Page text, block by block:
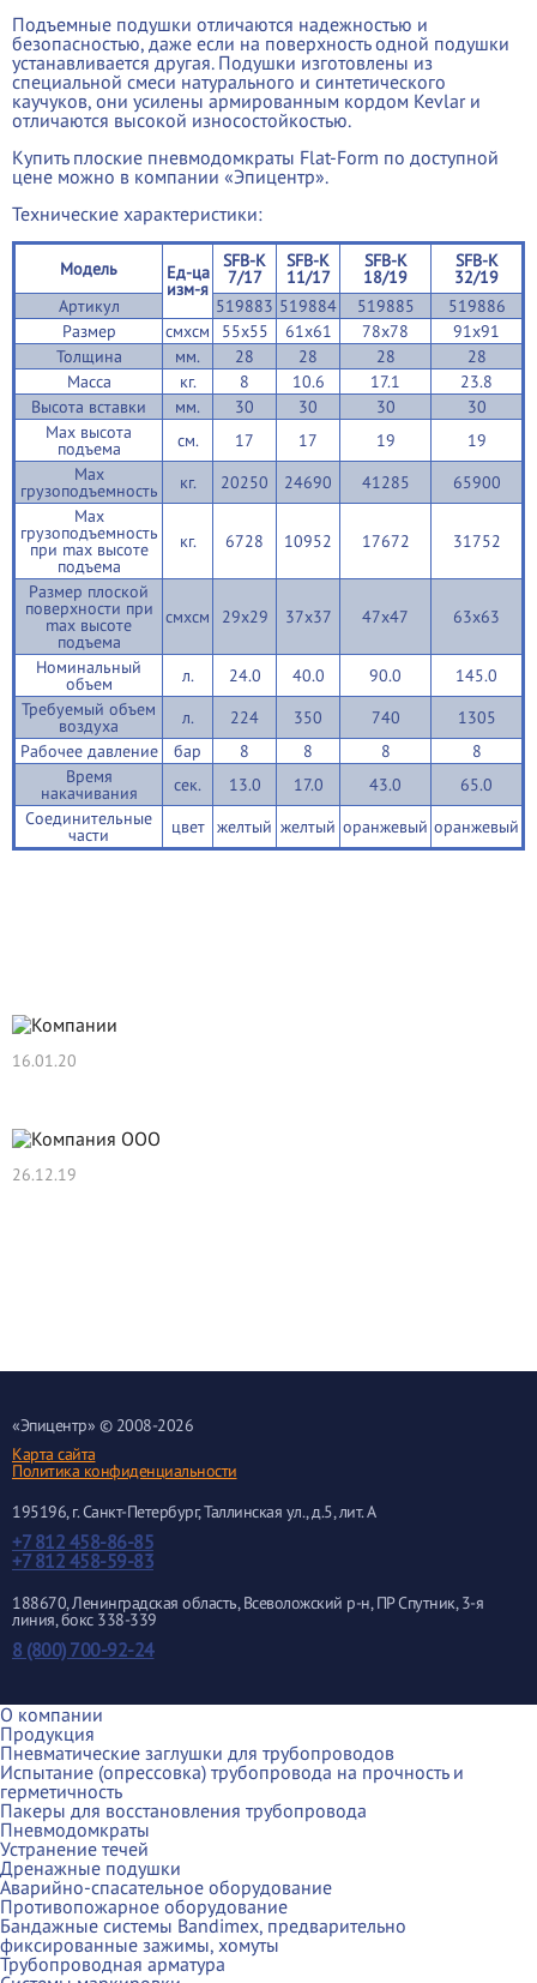
Подъемные подушки отличаются надежностью и
безопасностью, даже если на поверхность одной подушки
устанавливается другая. Подушки изготовлены из
специальной смеси натурального и синтетического
каучуков, они усилены армированным кордом Kevlar и
отличаются высокой износостойкостью.
Купить плоские пневмодомкраты Flat-Form по доступной
цене можно в компании «Эпицентр».
Технические характеристики:
Модель Ед-ца
изм-я
SFB-K
7/17
SFB-K
11/17
SFB-K
18/19
SFB-K
32/19
Артикул
519883 519884 519885
519886
Размер
смхсм 55х55 61х61 78х78
91х91
Толщина
мм. 28 28 28
28
Масса
кг. 8 10.6 17.1
23.8
Высота вставки
мм. 30 30 30
30
Max высота
подъема см. 17 17 19
19
Max
грузоподъемность кг. 20250 24690 41285
65900
Max
грузоподъемность
при max высоте
подъема
кг. 6728 10952 17672 31752
Размер плоской
поверхности при
max высоте
подъема
смхсм 29х29 37x37 47x47 63x63
Номинальный
объем л. 24.0 40.0 90.0
145.0
Требуемый объем
воздуха л. 224 350 740
1305
Рабочее давление
бар 8 8 8
8
Время
накачивания сек. 13.0 17.0 43.0
65.0
Соединительные
части цвет желтый желтый оранжевый оранжевый
16.01.20
26.12.19
«Эпицентр» © 2008-2026
Карта сайта
Политика конфиденциальности
195196, г.Санкт-Петербург, Таллинская ул., д.5, лит. А
+7 812 458-86-85
+7 812 458-59-83
188670, Ленинградская область, Всеволожский р-н, ПР Спутник, 3-я
линия, бокс 338-339
8 (800) 700-92-24
О компании
Продукция
Пневматические заглушки для трубопроводов
Испытание (опрессовка) трубопровода на прочность и
герметичность
Пакеры для восстановления трубопровода
Пневмодомкраты
Устранение течей
Дренажные подушки
Аварийно-спасательное оборудование
Противопожарное оборудование
Бандажные системы Bandimex, предварительно
фиксированные зажимы, хомуты
Трубопроводная арматура